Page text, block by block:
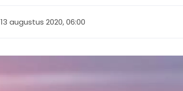
13 augustus 2020, 06:00